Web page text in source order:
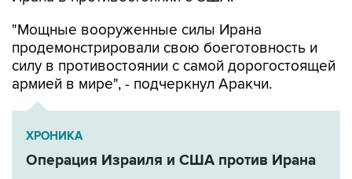
"Мощные вооруженные силы Ирана
продемонстрировали свою боеготовность и
силу в противостоянии с самой дорогостоящей
армией в мире", - подчеркнул Аракчи.
ХРОНИКА
Операция Израиля и США против Ирана